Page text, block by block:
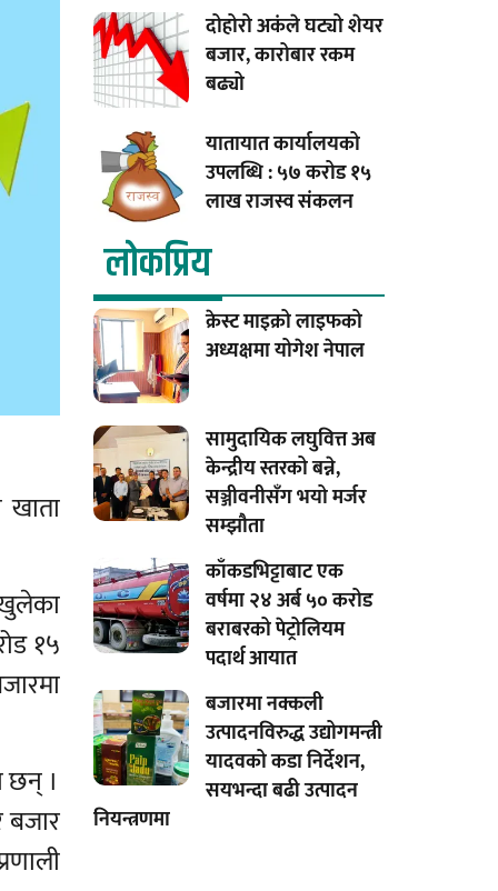
खाता
खुलेका
१५
छन् ।
बजार
दोहोरो अकंले घट्यो शेयर
बजार, कारोबार रकम
बढ्यो
यातायात कार्यालयको
उपलब्धि : ५७ करोड १५
लाख राजस्व संकलन
लाेकप्रिय
क्रेस्ट माइक्रो लाइफको
अध्यक्षमा योगेश नेपाल
सामुदायिक लघुवित्त अब
केन्द्रीय स्तरको बन्ने,
सञ्जीवनीसँग भयो मर्जर
सम्झौता
काँकडभिट्टाबाट एक
वर्षमा २४ अर्ब ५० करोड
बराबरको पेट्रोलियम
पदार्थ आयात
बजारमा नक्कली
उत्पादनविरुद्ध उद्योगमन्त्री
यादवको कडा निर्देशन,
सयभन्दा बढी उत्पादन
नियन्त्रणमा